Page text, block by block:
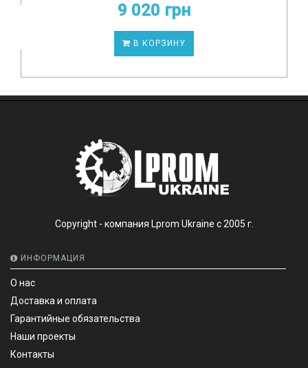
9 020 грн
В КОРЗИНУ
Copyright - компания Lprom Ukraine с 2005 г.
ИНФОРМАЦИЯ
О нас
Доставка и оплата
Гарантийные обязательства
Наши проекты
Контакты